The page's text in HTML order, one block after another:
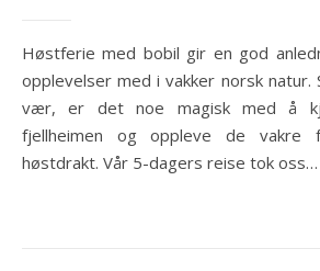
Høstferie med bobil gir en god anledning til skape flotte
opplevelser med i vakker norsk natur.
vær, er det noe magisk med å
fjellheimen og oppleve de vakre
høstdrakt. Vår 5-dagers reise tok oss…